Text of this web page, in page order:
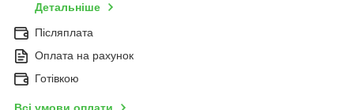
Детальніше
Післяплата
Оплата на рахунок
Готівкою